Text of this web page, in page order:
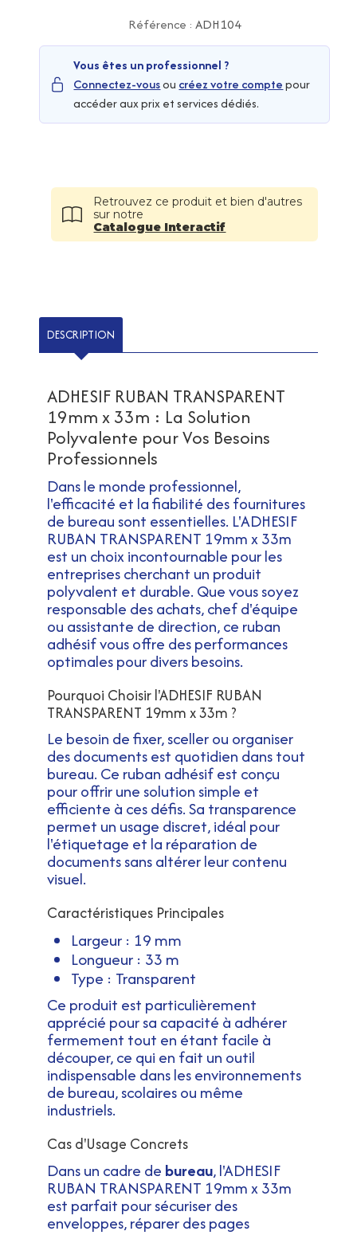
Référence : ADH104
Vous êtes un professionnel ?
Connectez-vousou créez votre comptepour
accéder aux prix et services dédiés.
Retrouvez ce produit et bien d'autres
sur notre
Catalogue Interactif
DESCRIPTION
ADHESIF RUBAN TRANSPARENT
19mm x 33m : La Solution
Polyvalente pour Vos Besoins
Professionnels
Dans le monde professionnel,
l'efficacité et la fiabilité des fournitures
de bureau sont essentielles. L'ADHESIF
RUBAN TRANSPARENT 19mm x 33m
est un choix incontournable pour les
entreprises cherchant un produit
polyvalent et durable. Que vous soyez
responsable des achats, chef d'équipe
ou assistante de direction, ce ruban
adhésif vous offre des performances
optimales pour divers besoins.
Pourquoi Choisir l'ADHESIF RUBAN
TRANSPARENT 19mm x 33m ?
Le besoin de fixer, sceller ou organiser
des documents est quotidien dans tout
bureau. Ce ruban adhésif est conçu
pour offrir une solution simple et
efficiente à ces défis. Sa transparence
permet un usage discret, idéal pour
l'étiquetage et la réparation de
documents sans altérer leur contenu
visuel.
Caractéristiques Principales
Largeur : 19 mm
Longueur : 33 m
Type : Transparent
Ce produit est particulièrement
apprécié pour sa capacité à adhérer
fermement tout en étant facile à
découper, ce qui en fait un outil
indispensable dans les environnements
de bureau, scolaires ou même
industriels.
Cas d'Usage Concrets
Dans un cadre de bureau, l'ADHESIF
RUBAN TRANSPARENT 19mm x 33m
est parfait pour sécuriser des
enveloppes, réparer des pages